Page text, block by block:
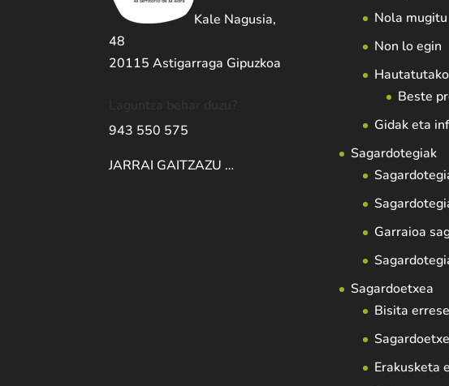
Kale Nagusia,
48
20115 Astigarraga Gipuzkoa
943 550 575
JARRAI GAITZAZU …
Nola mugitu
Non lo egin
Beste
Gidak eta
Sagardotegiak
Garraioa
Sagardoetxea
Bisita
Erakusketa